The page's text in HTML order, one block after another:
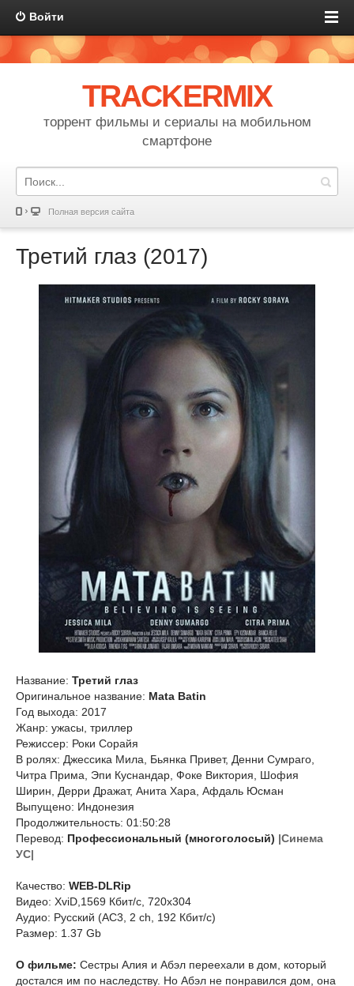
Войти
TRACKERMIX
торрент фильмы и сериалы на мобильном
смартфоне
Полная версия сайта
Третий глаз (2017)
Название: Третий глаз
Оригинальное название: Mata Batin
Год выхода: 2017
Жанр: ужасы, триллер
Режиссер: Роки Сорайя
В ролях: Джессика Мила, Бьянка Привет, Денни Сумраго,
Читра Прима, Эпи Куснандар, Фоке Виктория, Шофия
Ширин, Дерри Дражат, Анита Хара, Афдаль Юсман
Выпущено: Индонезия
Продолжительность: 01:50:28
Перевод: Профессиональный (многоголосый) |Синема
УС|
Качество: WEB-DLRip
Видео: XviD,1569 Кбит/с, 720x304
Аудио: Русский (AC3, 2 ch, 192 Кбит/с)
Размер: 1.37 Gb
О фильме: Сестры Алия и Абэл переехали в дом, который
достался им по наследству. Но Абэл не понравился дом, она